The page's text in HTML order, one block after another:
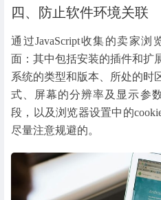
四、防止软件环境关联
通过JavaScript收集的卖家
面：其中包括安装的插件和扩
系统的类型和版本、所处的时
式、屏幕的分辨率及显示参
段，以及浏览器设置中的
尽量注意规避的。